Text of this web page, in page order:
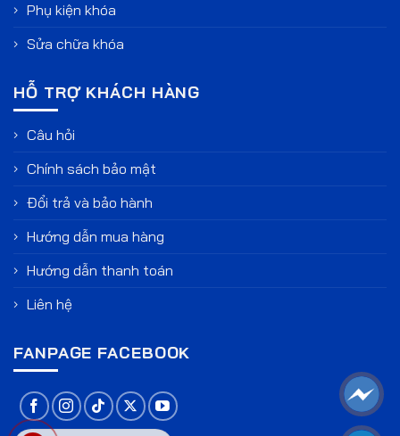
Phụ kiện khóa
Sửa chữa khóa
HỖ TRỢ KHÁCH HÀNG
Câu hỏi
Chính sách bảo mật
Đổi trả và bảo hành
Hướng dẫn mua hàng
Hướng dẫn thanh toán
Liên hệ
FANPAGE FACEBOOK